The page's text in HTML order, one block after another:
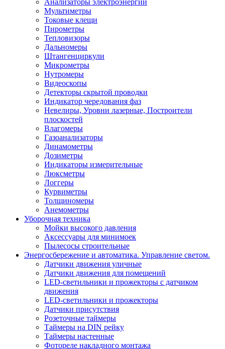
Мультиметры
Токовые клещи
Пирометры
Тепловизоры
Дальномеры
Штангенциркули
Микрометры
Нутромеры
Видеоскопы
Детекторы скрытой проводки
Индикатор чередования фаз
Невелиры, Уровни лазерные, Построители
плоскостей
Влагомеры
Газоанализаторы
Динамометры
Дозиметры
Индикаторы измерительные
Люксметры
Логгеры
Курвиметры
Толщиномеры
Анемометры
Уборочная техника
Мойки высокого давления
Аксессуары для минимоек
Пылесосы строительные
Энергосбережение и автоматика. Управление светом.
Датчики движения уличные
Датчики движения для помещений
LED-светильники и прожекторы с датчиком
движения
LED-светильники и прожекторы
Датчики присутствия
Розеточные таймеры
Таймеры на DIN рейку
Таймеры настенные
Фотореле накладного монтажа